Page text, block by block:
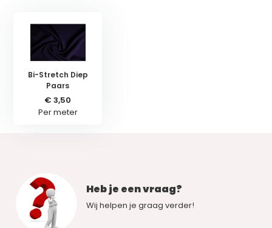
Bi-Stretch Diep
Paars
€ 3,50
Per meter
Heb je een vraag?
Wij helpen je graag verder!